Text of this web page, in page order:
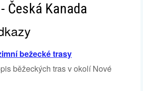
Česká Kanada
bežecké trasy
běžeckých tras v okolí Nové